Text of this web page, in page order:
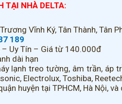
TẠI NHÀ DELTA:
Vĩnh Ký, Tân Thành, Tân
189
Uy Tín – Giá từ 140.000đ
dài hạn
lạnh treo tường, âm trần, áp
Electrolux, Toshiba,
huyện tại TPHCM, Hà Nội,